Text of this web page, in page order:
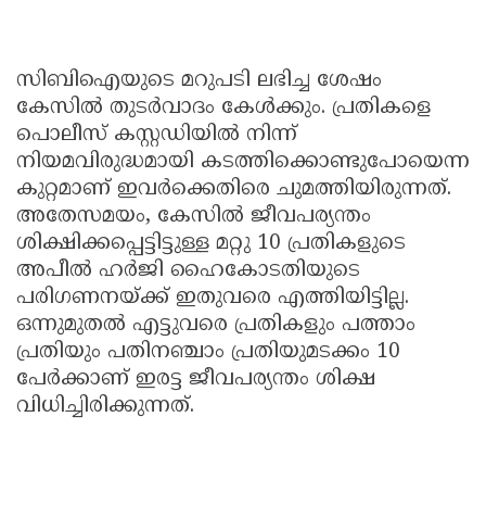
സിബിഐയുടെ മറുപടി ലഭിച്ച ശേഷം
കേസിൽ തുടർവാദം കേൾക്കും. പ്രതികളെ
പൊലീസ് കസ്റ്റഡിയിൽ നിന്ന്
നിയമവിരുദ്ധമായി കടത്തിക്കൊണ്ടുപോയെന്ന
കുറ്റമാണ് ഇവർക്കെതിരെ ചുമത്തിയിരുന്നത്.
അതേസമയം, കേസിൽ ജീവപര്യന്തം
ശിക്ഷിക്കപ്പെട്ടിട്ടുള്ള മറ്റു 10 പ്രതികളുടെ
അപീൽ ഹർജി ഹൈകോടതിയുടെ
പരിഗണനയ്ക്ക് ഇതുവരെ എത്തിയിട്ടില്ല.
ഒന്നുമുതൽ എട്ടുവരെ പ്രതികളും പത്താം
പ്രതിയും പതിനഞ്ചാം പ്രതിയുമടക്കം 10
പേർക്കാണ് ഇരട്ട ജീവപര്യന്തം ശിക്ഷ
വിധിച്ചിരിക്കുന്നത്.